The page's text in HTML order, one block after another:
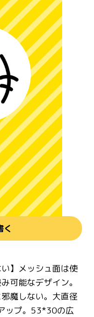
く
】メッシュ面は使
可能なデザイン。
魔しない。大直径
ップ。53*30の広